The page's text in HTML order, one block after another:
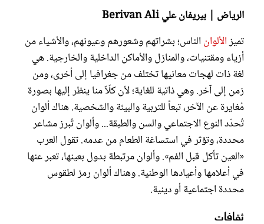
الرياض | بيريفان علي Berivan Ali
تميزالألوان الناس؛ بشراتهم وشعورهم وعيونهم، والأشياء من
أزياء ومقتنيات، والمنازل والأماكن الداخلية والخارجية. هي
لغة ذات لهجات معانيها تختلف من جغرافيا إلى أخرى، ومن
زمن إلى آخر. وهي ذاتية للغاية؛ لأن كلّاً منا ينظر إليها بصورة
مُغايرة عن الآخر، تبعاً للتربية والبيئة والشخصية. هناك ألوان
تُحدّد النوع الاجتماعي والسن والطبقة... وألوان تُبرز مشاعر
محددة، وتؤثر في استساغة الطعام من عدمه. تقول العرب
«العين تأكل قبل الفم». وألوان مرتبطة بدول بعينها، تعبر عنها
في أعلامها وأعيادها الوطنية. وهناك ألوان رمز لطقوس
محددة اجتماعية أو دينية.
ثقافات